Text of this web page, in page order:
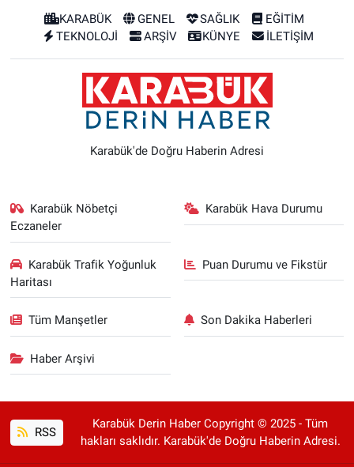
KARABÜK GENEL SAĞLIK
EĞİTİM
TEKNOLOJİ
ARŞİV KÜNYE İLETİŞİM
Karabük'de Doğru Haberin Adresi
Karabük Nöbetçi
Eczaneler
Karabük Hava Durumu
Karabük Trafik Yoğunluk
Haritası
Puan Durumu ve Fikstür
Tüm Manşetler Son Dakika Haberleri
Haber Arşivi
RSS
Karabük Derin Haber Copyright © 2025 - Tüm
hakları saklıdır. Karabük'de Doğru Haberin Adresi.